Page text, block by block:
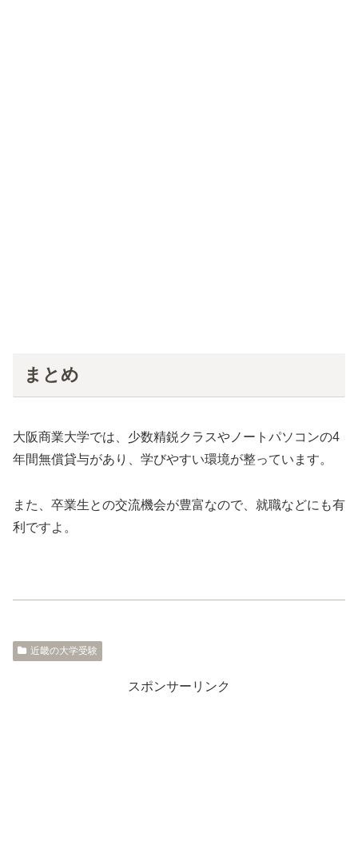
まとめ
大阪商業大学では、少数精鋭クラスやノートパソコンの4
年間無償貸与があり、学びやすい環境が整っています。
また、卒業生との交流機会が豊富なので、就職などにも有
利ですよ。
近畿の大学受験
スポンサーリンク